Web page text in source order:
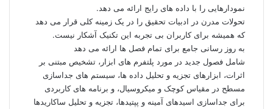
نمودارهایی را با داده های رایج ارائه می دهد.
تحولات مدرن در ادبیات تحقیق را در یک زمینه کلی قرار می دهد
که همیشه برای کاربران بی تجربه این تکنیک آشکار نیست.
به روز رسانی جامع برای تمام فصل ها ارائه می دهد
شامل فصول جدید در مورد پلتفرم های ابزار، تشخیص مبتنی بر
اثرات، ابزارهای تجزیه و تحلیل داده ها، سیستم های جداسازی
مسطح در مقیاس کوچک و میکروسیال، و برنامه های کاربردی
برای جداسازی اسیدهای آمینه و پپتیدها، تجزیه و تحلیل ساکاریدها